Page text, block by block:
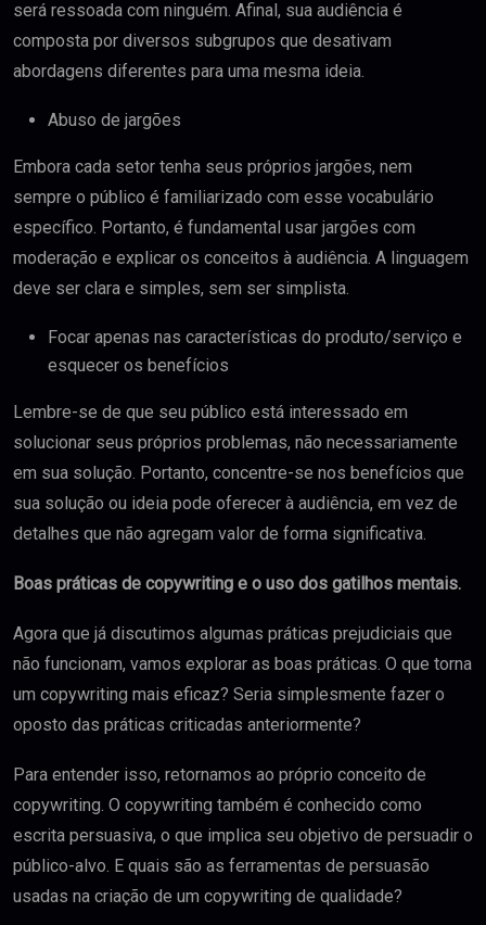
será ressoada com ninguém. Afinal, sua audiência é
composta por diversos subgrupos que desativam
abordagens diferentes para uma mesma ideia.
Abuso de jargões
Embora cada setor tenha seus próprios jargões, nem
sempre o público é familiarizado com esse vocabulário
específico. Portanto, é fundamental usar jargões com
moderação e explicar os conceitos à audiência. A linguagem
deve ser clara e simples, sem ser simplista.
Focar apenas nas características do produto/serviço e
esquecer os benefícios
Lembre-se de que seu público está interessado em
solucionar seus próprios problemas, não necessariamente
em sua solução. Portanto, concentre-se nos benefícios que
sua solução ou ideia pode oferecer à audiência, em vez de
detalhes que não agregam valor de forma significativa.
Boas práticas de copywriting e o uso dos gatilhos mentais.
Agora que já discutimos algumas práticas prejudiciais que
não funcionam, vamos explorar as boas práticas. O que torna
um copywriting mais eficaz? Seria simplesmente fazer o
oposto das práticas criticadas anteriormente?
Para entender isso, retornamos ao próprio conceito de
copywriting. O copywriting também é conhecido como
escrita persuasiva, o que implica seu objetivo de persuadir o
público-alvo. E quais são as ferramentas de persuasão
usadas na criação de um copywriting de qualidade?